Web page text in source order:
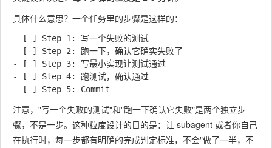
具体什么意思？一个任务里的步骤是这样的：
- [ ] Step 1: 写一个失败的测试
- [ ] Step 2: 跑一下，确认它确实失败了
- [ ] Step 3: 写最小实现让测试通过
- [ ] Step 4: 跑测试，确认通过
注意，"写一个失败的测试"和"跑一下确认它失败"是两个独立步
骤，不是一步。这种粒度设计的目的是：让 subagent 或者你自己
在执行时，每一步都有明确的完成判定标准，不会"做了一半，不